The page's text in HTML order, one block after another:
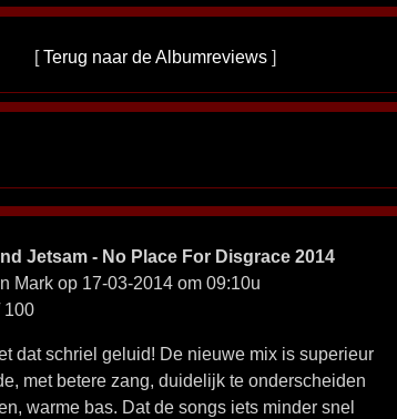
[Terug naar de Albumreviews ]
Jetsam - No Place For Disgrace 2014
Mark op 17-03-2014 om 09:10u
dat schriel geluid! De nieuwe mix is superieur
met betere zang, duidelijk te onderscheiden
warme bas. Dat de songs iets minder snel